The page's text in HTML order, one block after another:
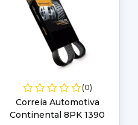
(0)
Correia Automotiva
Continental 8PK 1390